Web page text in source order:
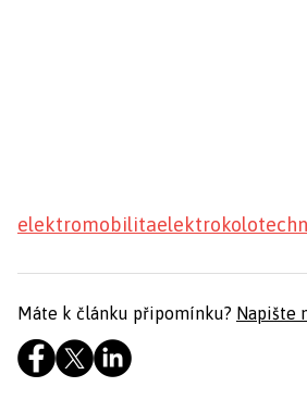
elektromobilitaelektrokolo
Máte k článku připomínku? Napište